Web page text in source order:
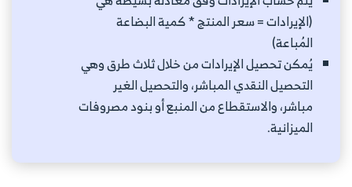
(الإيرادات = سعر المنتج * كمية البضاعة
المُباعة)
يُمكن تحصيل الإيرادات من خلال ثلاث طرق وهي
التحصيل النقدي المباشر، والتحصيل الغير
مباشر، والاستقطاع من المنبع أو بنود مصروفات
الميزانية.